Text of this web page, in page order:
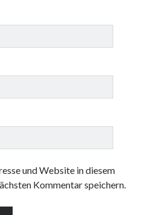
und Website in diesem
Kommentar speichern.